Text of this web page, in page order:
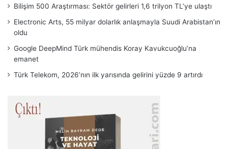
Bilişim 500 Araştırması: Sektör gelirleri 1,6 trilyon TL’ye ulaştı
Electronic Arts, 55 milyar dolarlık anlaşmayla Suudi Arabistan’ın
oldu
Google DeepMind Türk mühendis Koray Kavukcuoğlu’na
emanet
Türk Telekom, 2026’nın ilk yarısında gelirini yüzde 9 artırdı